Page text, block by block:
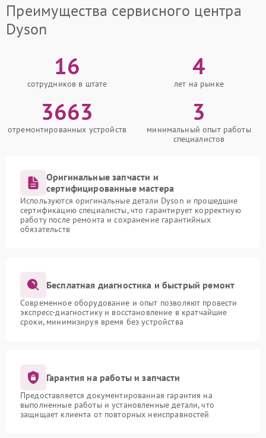
Преимущества сервисного центра
Dyson
16
сотрудников в штате
4
лет на рынке
3663
отремонтированных устройств
3
минимальный опыт работы
специалистов
Оригинальные запчасти и
сертифицированные мастера
Используются оригинальные детали Dyson и прошедшие
сертификацию специалисты, что гарантирует корректную
работу после ремонта и сохранение гарантийных
обязательств
Бесплатная диагностика и быстрый ремонт
Современное оборудование и опыт позволяют провести
экспресс-диагностику и восстановление в кратчайшие
сроки, минимизируя время без устройства
Гарантия на работы и запчасти
Предоставляется документированная гарантия на
выполненные работы и установленные детали, что
защищает клиента от повторных неисправностей